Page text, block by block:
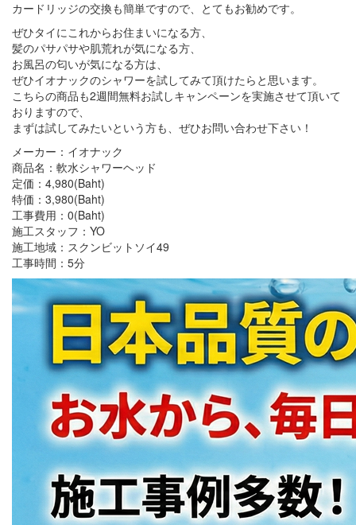
カードリッジの交換も簡単ですので、とてもお勧めです。
ぜひタイにこれからお住まいになる方、
髪のパサパサや肌荒れが気になる方、
お風呂の匂いが気になる方は、
ぜひイオナックのシャワーを試してみて頂けたらと思います。
こちらの商品も2週間無料お試しキャンペーンを実施させて頂いて
おりますので、
まずは試してみたいという方も、ぜひお問い合わせ下さい！
メーカー：イオナック
商品名：軟水シャワーヘッド
定価：4,980(Baht)
特価：3,980(Baht)
工事費用：0(Baht)
施工スタッフ：YO
施工地域：スクンビットソイ49
工事時間：5分